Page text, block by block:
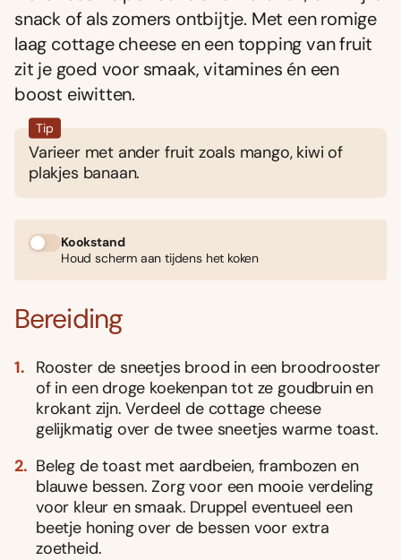
snack of als zomers ontbijtje. Met een romige
laag cottage cheese en een topping van fruit
zit je goed voor smaak, vitamines én een
boost eiwitten.
Tip
Varieer met ander fruit zoals mango, kiwi of
plakjes banaan.
Kookstand
Houd scherm aan tijdens het koken
Bereiding
Rooster de sneetjes brood in een broodrooster
of in een droge koekenpan tot ze goudbruin en
krokant zijn. Verdeel de cottage cheese
gelijkmatig over de twee sneetjes warme toast.
Beleg de toast met aardbeien, frambozen en
blauwe bessen. Zorg voor een mooie verdeling
voor kleur en smaak. Druppel eventueel een
beetje honing over de bessen voor extra
zoetheid.